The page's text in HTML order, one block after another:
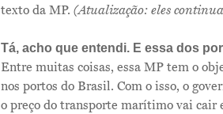
texto da MP. (Atualização: eles
Tá, acho que entendi. E essa dos
Entre muitas coisas, essa MP tem o
nos portos do Brasil. Com o isso, o
o preço do transporte marítimo vai